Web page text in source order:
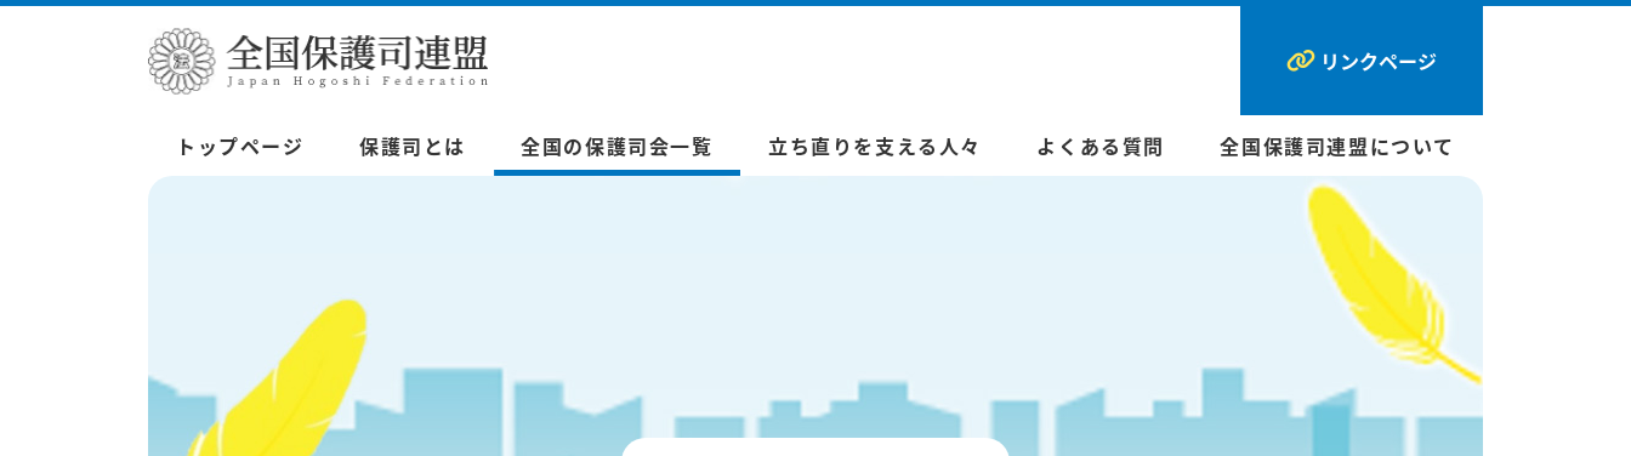
リンクページ
トップページ 保護司とは 全国の保護司会一覧 立ち直りを支える人々 よくある質問 全国保護司連盟について